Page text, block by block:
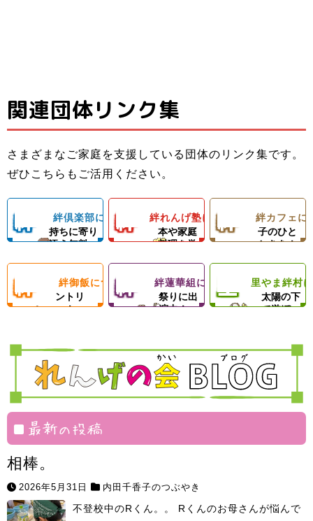
関連団体リンク集
さまざまなご家庭を支援している団体のリンク集です。
ぜひこちらもご活用ください。
絆
倶
楽
子どもの気
持ちに寄り
添う無料
子どもたちと親
＆子どもたちの
成長を支える無
絆倶楽部について
絆
れ
ん
塾
料理の基
本や家庭
料理を学
子ども料理教室
でお母さんのお
ようになろう！
体験型子ども食
絆れんげ塾について
絆
カ
フ
楽しい親
子のひと
ときを！
フェランチ（軽
絆カフェに
絆
飯
フードパ
ントリ
ー！
ひとり親家庭、
っぱいの手作り
ご飯＆食材配布
絆御飯について絆
華
組
地域のお
祭りに出
演中！
子ども食堂＆プ
ロの先生による
ダンスレッス
と食材配布でお
母さんをサポー
絆蓮華組について
里
ま
絆
思いきり
太陽の下
で遊ぼ
動を通じて子ど
もたちの心の成
里やま絆村
最新の投稿
相棒。
2026年5月31日 内田千香子のつぶやき
不登校中のRくん。。 Rくんのお母さんが悩んで